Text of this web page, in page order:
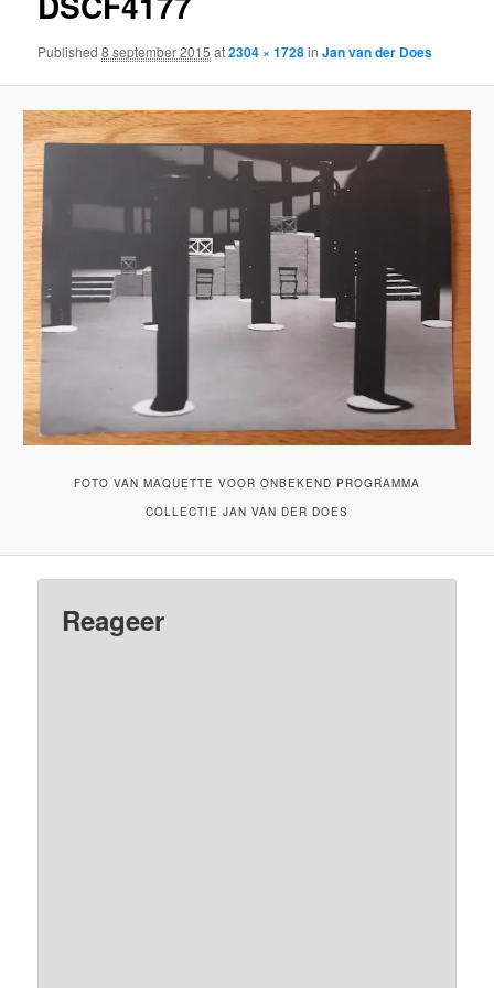
Published8 september 2015 at2304 × 1728inJan van der Does
FOTO VAN MAQUETTE VOOR ONBEKEND PROGRAMMA
COLLECTIE JAN VAN DER DOES
Reageer